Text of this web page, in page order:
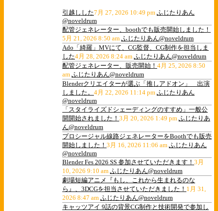
引越しした7月 27, 2026 10:49 pm ふじたりあん
@noveldrum
配管ジェネレーター、boothでも販売開始しました！
5月 21, 2026 8:50 am ふじたりあん@noveldrum
Ado「綺羅」MVにて、CG監督、CG制作を担当しま
した4月 28, 2026 8:24 am ふじたりあん@noveldrum
配管ジェネレーター、販売開始！ 4月 25, 2026 8:50
am ふじたりあん@noveldrum
Blenderクリエイターが選ぶ「推しアドオン」 出演
しました。 4月 22, 2026 11:14 pm ふじたりあん
@noveldrum
「スタイライズドシェーディングのすすめ」一般公
開開始されました！ 3月 20, 2026 1:49 pm ふじたりあ
ん@noveldrum
プロシージャル線路ジェネレーターをBoothでも販売
開始しました！ 3月 16, 2026 11:06 am ふじたりあん
@noveldrum
Blender Fes 2026 SS 参加させていただきます！ 3月
10, 2026 9:10 am ふじたりあん@noveldrum
劇場短編アニメ『もし、これから生まれるのな
ら』、3DCGを担当させていただきました！ 1月 31,
2026 8:47 am ふじたりあん@noveldrum
キャッツアイ 9話の背景CG制作と技術開発で参加し